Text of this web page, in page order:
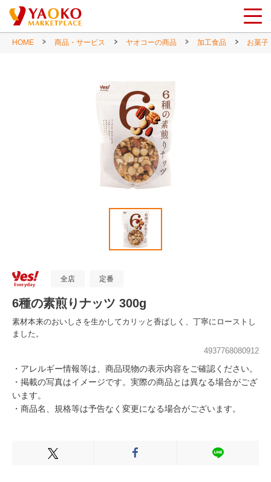
HOME 商品・サービス ヤオコーの商品 加工食品 お菓子
全店 定番
6種の素煎りナッツ 300g
素材本来のおいしさを生かしてカリッと香ばしく、丁寧にローストし
ました。
4937768080912
・アレルギー情報等は、商品現物の表示内容をご確認ください。
・掲載の写真はイメージです。実際の商品とは異なる場合がござ
います。
・商品名、規格等は予告なく変更になる場合がございます。
Xでシェアする FacebookでシェアするLINEでシェ